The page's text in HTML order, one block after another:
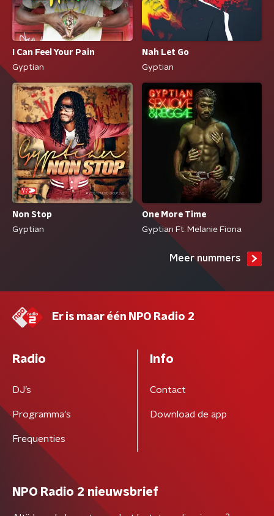
I Can Feel Your Pain
Gyptian
Nah Let Go
Gyptian
Non Stop
Gyptian
One More Time
Gyptian Ft. Melanie Fiona
Meer nummers
Er is maar één NPO Radio 2
Radio
DJ’s
Programma's
Frequenties
Info
Contact
Download de app
NPO Radio 2 nieuwsbrief